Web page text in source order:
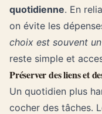
quotidienne. En
on évite les
choix est souvent
reste simple et
Préserver des liens et
Un quotidien plus
cocher des tâches.